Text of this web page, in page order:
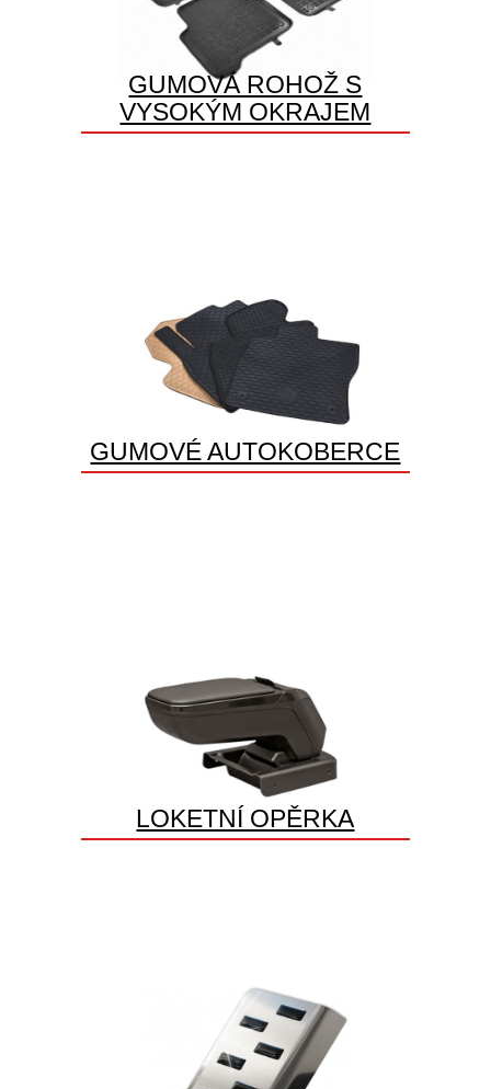
GUMOVÁ ROHOŽ S
VYSOKÝM OKRAJEM
GUMOVÉ AUTOKOBERCE
LOKETNÍ OPĚRKA